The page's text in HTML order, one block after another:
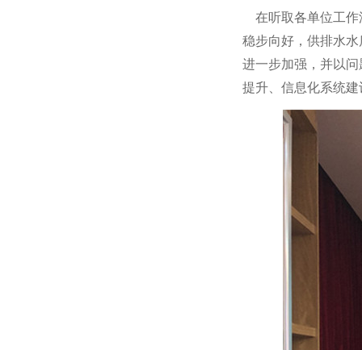
在听取各单位工作
稳步向好，供排水
进一步加强，并以
提升、信息化系统